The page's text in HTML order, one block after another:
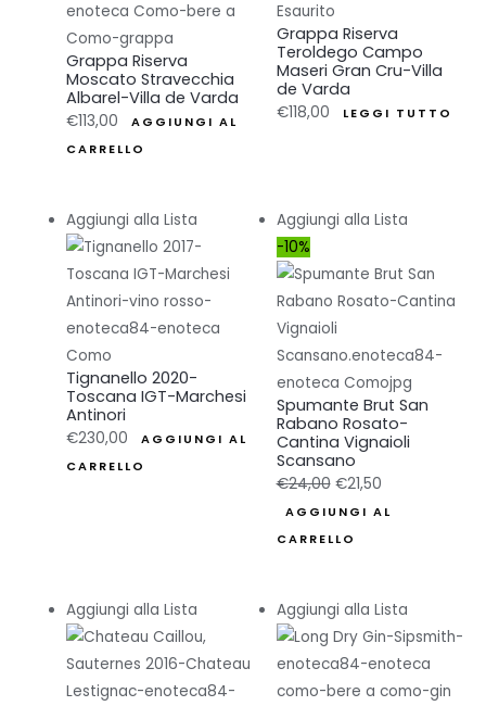
Grappa Riserva
Moscato Stravecchia
Albarel-Villa de Varda
€113,00
AGGIUNGI AL
CARRELLO
Esaurito
Grappa Riserva
Teroldego Campo
Maseri Gran Cru-Villa
de Varda
€118,00 LEGGI TUTTO
Aggiungi alla Lista
Tignanello 2020-
Toscana IGT-Marchesi
Antinori
€230,00
AGGIUNGI AL
CARRELLO
Aggiungi alla Lista
-10%
Spumante Brut San
Rabano Rosato-
Cantina Vignaioli
Scansano
€24,00 Il
prezzo
originale
€21,50Il
prezzo
AGGIUNGI AL
CARRELLO
Aggiungi alla Lista Aggiungi alla Lista